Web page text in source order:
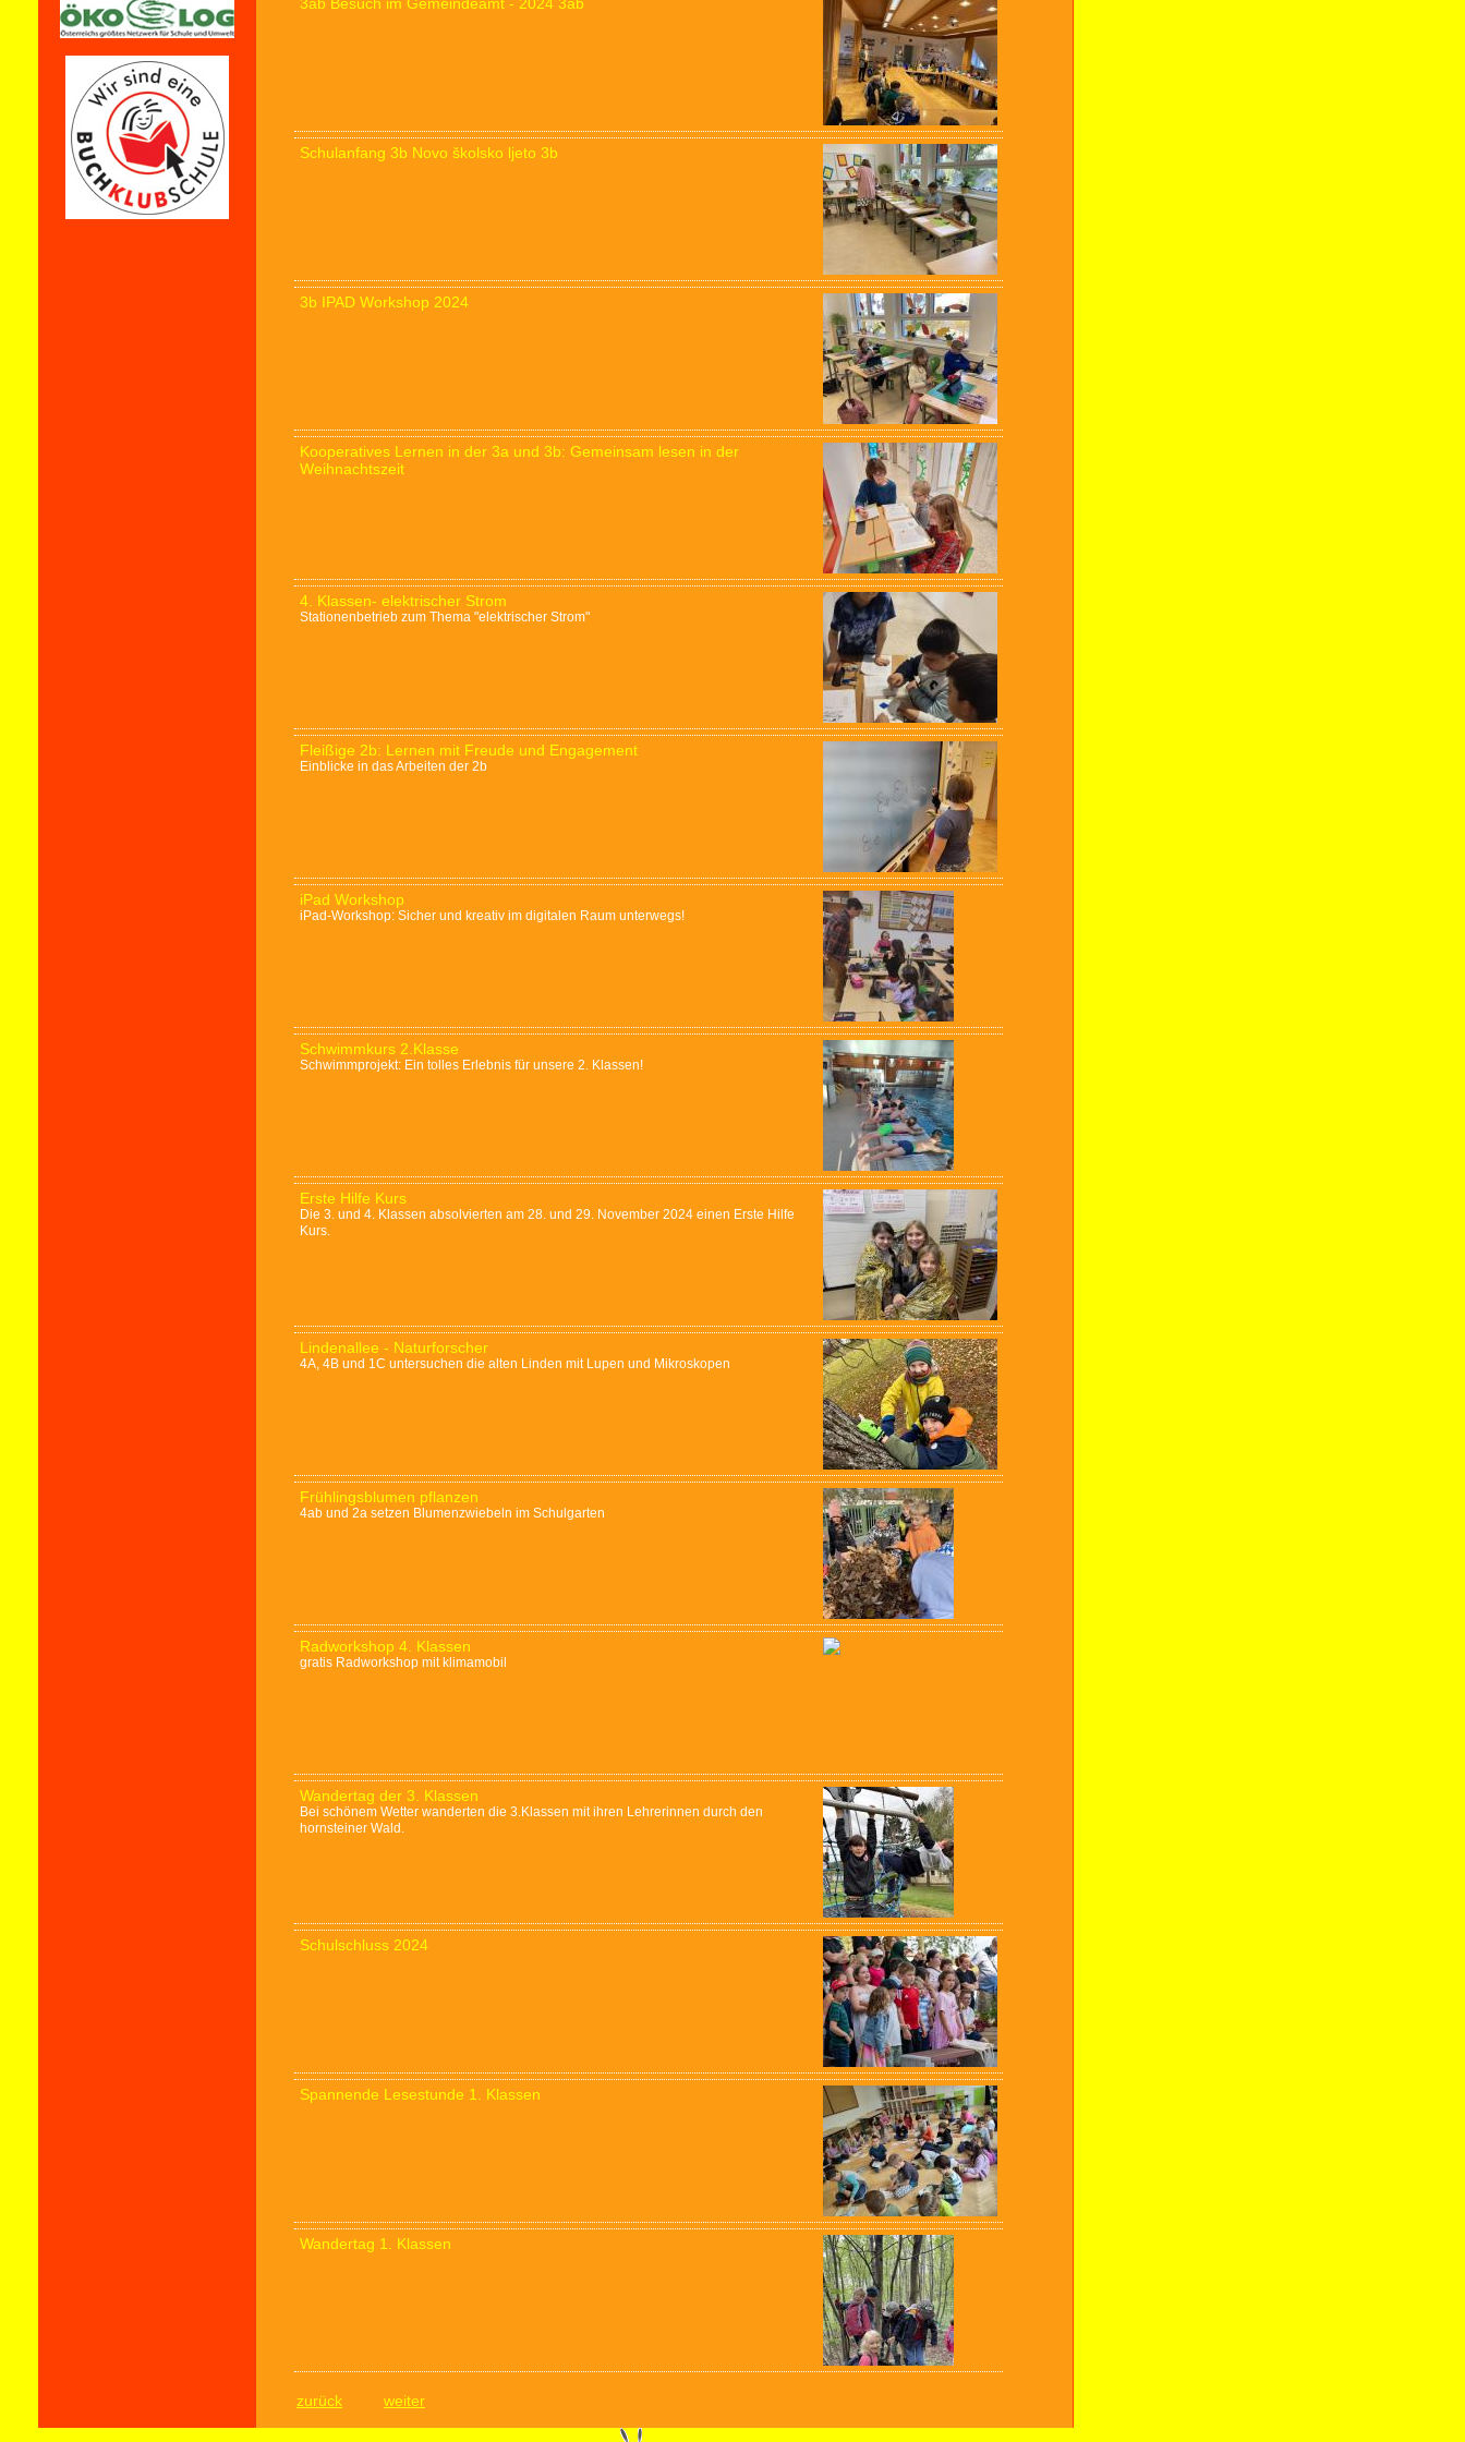
3ab Besuch im Gemeindeamt - 2024 3ab
Schulanfang 3b Novo školsko ljeto 3b
3b IPAD Workshop 2024
Kooperatives Lernen in der 3a und 3b: Gemeinsam lesen in der
Weihnachtszeit
4. Klassen- elektrischer Strom
Stationenbetrieb zum Thema "elektrischer Strom"
Fleißige 2b: Lernen mit Freude und Engagement
Einblicke in das Arbeiten der 2b
iPad Workshop
iPad-Workshop: Sicher und kreativ im digitalen Raum unterwegs!
Schwimmkurs 2.Klasse
Schwimmprojekt: Ein tolles Erlebnis für unsere 2. Klassen!
Erste Hilfe Kurs
Die 3. und 4. Klassen absolvierten am 28. und 29. November 2024 einen Erste Hilfe
Kurs.
Lindenallee - Naturforscher
4A, 4B und 1C untersuchen die alten Linden mit Lupen und Mikroskopen
Frühlingsblumen pflanzen
4ab und 2a setzen Blumenzwiebeln im Schulgarten
Radworkshop 4. Klassen
gratis Radworkshop mit klimamobil
Wandertag der 3. Klassen
Bei schönem Wetter wanderten die 3.Klassen mit ihren Lehrerinnen durch den
hornsteiner Wald.
Schulschluss 2024
Spannende Lesestunde 1. Klassen
Wandertag 1. Klassen
zurück weiter